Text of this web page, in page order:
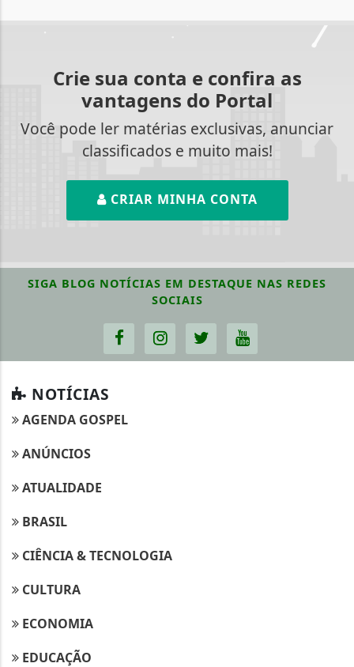
Crie sua conta e confira as
vantagens do Portal
Você pode ler matérias exclusivas, anunciar
classificados e muito mais!
CRIAR MINHA CONTA
SIGA BLOG NOTÍCIAS EM DESTAQUE NAS REDES
SOCIAIS
NOTÍCIAS
AGENDA GOSPEL
ANÚNCIOS
ATUALIDADE
BRASIL
CIÊNCIA & TECNOLOGIA
CULTURA
ECONOMIA
EDUCAÇÃO